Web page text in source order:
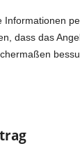
dass das